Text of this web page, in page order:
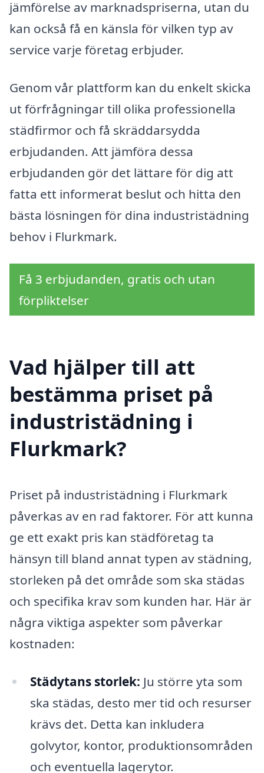
jämförelse av marknadspriserna, utan du
kan också få en känsla för vilken typ av
service varje företag erbjuder.
Genom vår plattform kan du enkelt skicka
ut förfrågningar till olika professionella
städfirmor och få skräddarsydda
erbjudanden. Att jämföra dessa
erbjudanden gör det lättare för dig att
fatta ett informerat beslut och hitta den
bästa lösningen för dina industristädning
behov i Flurkmark.
Få 3 erbjudanden, gratis och utan
förpliktelser
Vad hjälper till att
bestämma priset på
industristädning i
Flurkmark?
Priset på industristädning i Flurkmark
påverkas av en rad faktorer. För att kunna
ge ett exakt pris kan städföretag ta
hänsyn till bland annat typen av städning,
storleken på det område som ska städas
och specifika krav som kunden har. Här är
några viktiga aspekter som påverkar
kostnaden:
Städytans storlek: Ju större yta som
ska städas, desto mer tid och resurser
krävs det. Detta kan inkludera
golvytor, kontor, produktionsområden
och eventuella lagerytor.